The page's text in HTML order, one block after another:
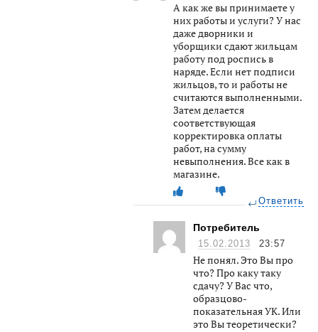
А как же вы принимаете у
них работы и услуги? У нас
даже дворники и
уборщики сдают жильцам
работу под роспись в
наряде. Если нет подписи
жильцов, то и работы не
считаются выполненными.
Затем делается
соответствующая
корректировка оплаты
работ, на сумму
невыполнения. Все как в
магазине.
Ответить
Потребитель
15.02.2013 23:57
Не понял. Это Вы про
что? Про каку таку
сдачу? У Вас что,
образцово-
показательная УК. Или
это Вы теоретически?